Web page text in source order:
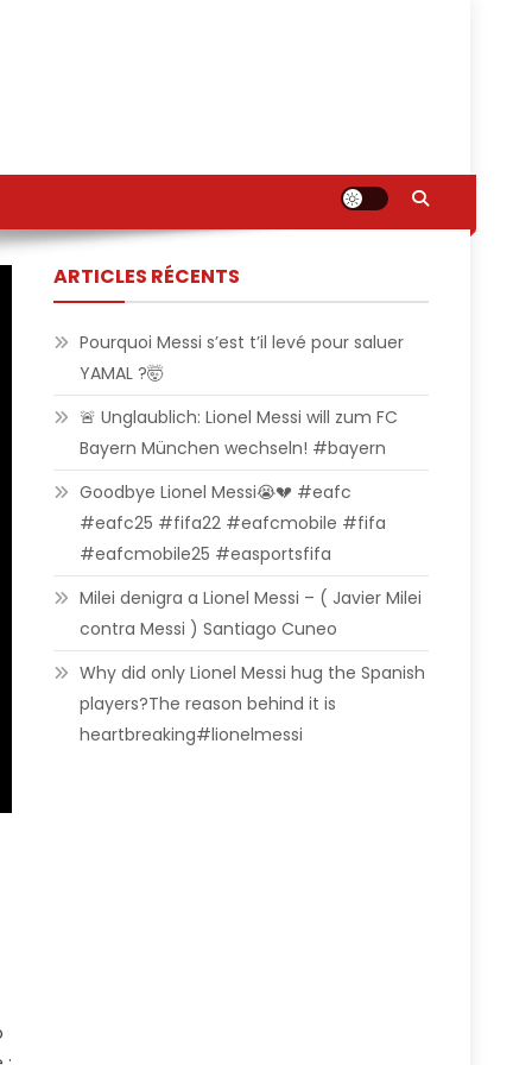
ARTICLES RÉCENTS
Pourquoi Messi s’est t’il levé pour saluer
YAMAL ?🤯
🚨 Unglaublich: Lionel Messi will zum FC
Bayern München wechseln! #bayern
Goodbye Lionel Messi😭💔 #eafc
#eafc25 #fifa22 #eafcmobile #fifa
#eafcmobile25 #easportsfifa
Milei denigra a Lionel Messi – ( Javier Milei
contra Messi ) Santiago Cuneo
Why did only Lionel Messi hug the Spanish
players?The reason behind it is
heartbreaking#lionelmessi